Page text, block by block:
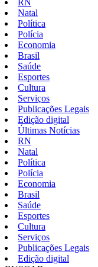
RN
Natal
Política
Polícia
Economia
Brasil
Saúde
Esportes
Cultura
Serviços
Publicações Legais
Edição digital
Últimas Notícias
RN
Natal
Política
Polícia
Economia
Brasil
Saúde
Esportes
Cultura
Serviços
Publicações Legais
Edição digital